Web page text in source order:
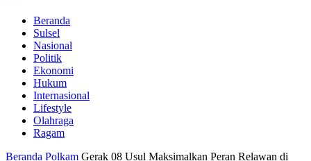
Beranda
Sulsel
Nasional
Politik
Ekonomi
Hukum
Internasional
Lifestyle
Olahraga
Ragam
Beranda Polkam Gerak 08 Usul Maksimalkan Peran Relawan di